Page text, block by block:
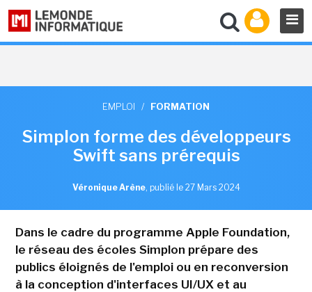
EMPLOI / FORMATION
Simplon forme des développeurs
Swift sans prérequis
Véronique Arène, publié le 27 Mars 2024
Dans le cadre du programme Apple Foundation,
le réseau des écoles Simplon prépare des
publics éloignés de l'emploi ou en reconversion
à la conception d'interfaces UI/UX et au